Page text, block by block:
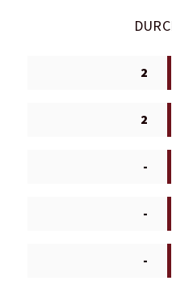
2
2
-
-
-